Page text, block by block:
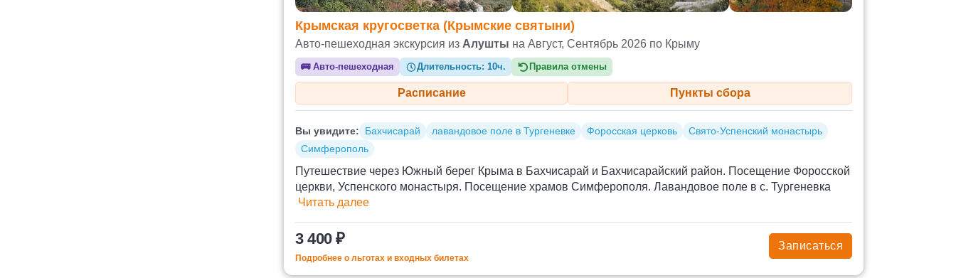
Крымская кругосветка (Крымские святыни)
Авто-пешеходная экскурсия из Алушты на Август, Сентябрь 2026 по Крыму
🚌Авто-пешеходная Длительность:10ч. Правила отмены
Расписание Пункты сбора
Вы увидите: Бахчисарай лавандовое поле в Тургеневке Форосская церковь
Свято-Успенский монастырь
Симферополь
Путешествие через Южный берег Крыма в Бахчисарай и Бахчисарайский район. Посещение Форосской
церкви, Успенского монастыря. Посещение храмов Симферополя. Лавандовое поле в с. Тургеневка
Читать далее
3 400 ₽
Подробнее о льготах и входных билетах
Записаться